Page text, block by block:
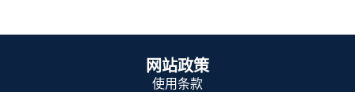
网站政策
使用条款